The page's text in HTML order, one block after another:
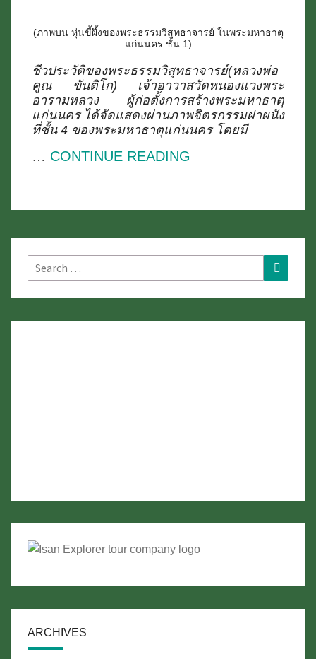
ย์
อาวาส
วัด
หนอง
แวง
ณ
ฝา
(ภาพบน หุ่นขี้ผึ้งของพระธรรมวิสุทธาจารย์ ในพระมหาธาตุ
แก่นนคร ชั้น 1)
ชีวประวัติของพระธรรมวิสุทธาจารย์(หลวงพ่อ
คูณ ขันติโก) เจ้าอาวาสวัดหนองแวงพระ
อารามหลวง ผู้ก่อตั้งการสร้างพระมหาธาตุ
แก่นนคร ได้จัดแสดงผ่านภาพจิตรกรรมฝาผนัง
ที่ชั้น 4 ของพระมหาธาตุแก่นนคร โดยมี
… CONTINUE READING
Search
for:
Search
ARCHIVES